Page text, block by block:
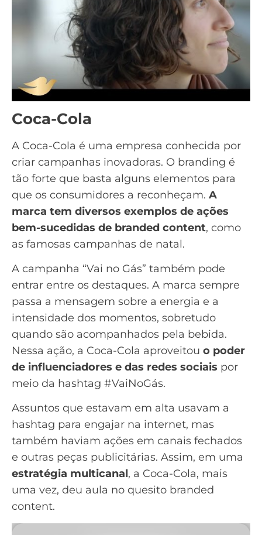
Coca-Cola
A Coca-Cola é uma empresa conhecida por
criar campanhas inovadoras. O branding é
tão forte que basta alguns elementos para
que os consumidores a reconheçam. A
marca tem diversos exemplos de ações
bem-sucedidas de branded content, como
as famosas campanhas de natal.
A campanha “Vai no Gás” também pode
entrar entre os destaques. A marca sempre
passa a mensagem sobre a energia e a
intensidade dos momentos, sobretudo
quando são acompanhados pela bebida.
Nessa ação, a Coca-Cola aproveitou o poder
de influenciadores e das redes sociais por
meio da hashtag #VaiNoGás.
Assuntos que estavam em alta usavam a
hashtag para engajar na internet, mas
também haviam ações em canais fechados
e outras peças publicitárias. Assim, em uma
estratégia multicanal, a Coca-Cola, mais
uma vez, deu aula no quesito branded
content.